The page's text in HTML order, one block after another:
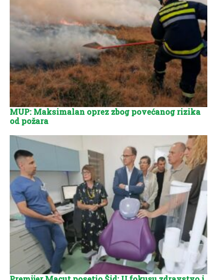
MUP: Maksimalan oprez zbog povećanog rizika
od požara